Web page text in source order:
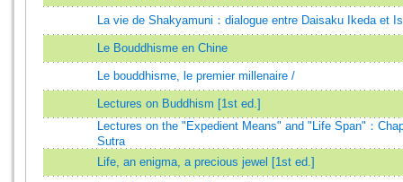
La vie de Shakyamuni：dialogue entre Daisaku Ikeda et
Le Bouddhisme en Chine
Le bouddhisme, le premier millenaire /
Lectures on Buddhism [1st ed.]
Lectures on the "Expedient Means" and "Life Span"：
Sutra
Life, an enigma, a precious jewel [1st ed.]